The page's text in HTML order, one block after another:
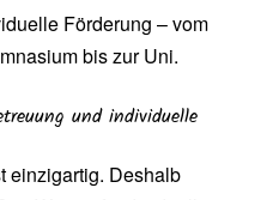
Förderung – vom
bis zur Uni.
und individuelle
einzigartig. Deshalb